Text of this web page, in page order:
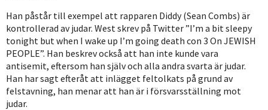
Han påstår till exempel att rapparen Diddy (Sean Combs) är
kontrollerad av judar. West skrev på Twitter ”I’m a bit sleepy
tonight but when I wake up I’m going death con 3 On JEWISH
PEOPLE”. Han beskrev också att han inte kunde vara
antisemit, eftersom han själv och alla andra svarta är judar.
Han har sagt efteråt att inlägget feltolkats på grund av
felstavning, han menar att han är i försvarsställning mot
judar.